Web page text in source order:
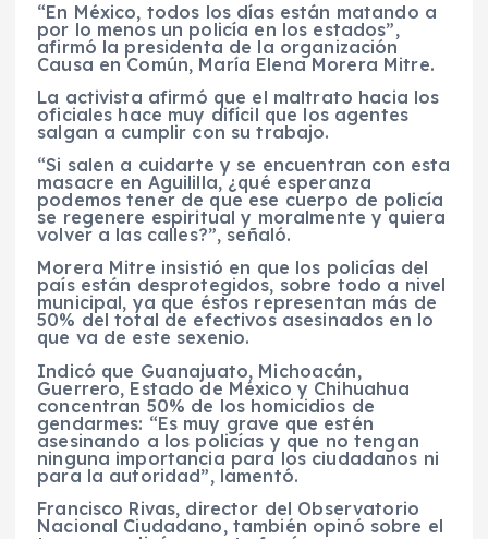
“En México, todos los días están matando a
por lo menos un policía en los estados”,
afirmó la presidenta de la organización
Causa en Común, María Elena Morera Mitre.
La activista afirmó que el maltrato hacia los
oficiales hace muy difícil que los agentes
salgan a cumplir con su trabajo.
“Si salen a cuidarte y se encuentran con esta
masacre en Aguililla, ¿qué esperanza
podemos tener de que ese cuerpo de policía
se regenere espiritual y moralmente y quiera
volver a las calles?”, señaló.
Morera Mitre insistió en que los policías del
país están desprotegidos, sobre todo a nivel
municipal, ya que éstos representan más de
50% del total de efectivos asesinados en lo
que va de este sexenio.
Indicó que Guanajuato, Michoacán,
Guerrero, Estado de México y Chihuahua
concentran 50% de los homicidios de
gendarmes: “Es muy grave que estén
asesinando a los policías y que no tengan
ninguna importancia para los ciudadanos ni
para la autoridad”, lamentó.
Francisco Rivas, director del Observatorio
Nacional Ciudadano, también opinó sobre el